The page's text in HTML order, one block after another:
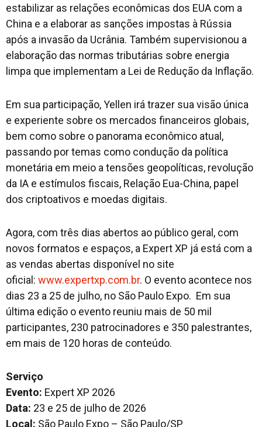
estabilizar as relações econômicas dos EUA com a
China e a elaborar as sanções impostas à Rússia
após a invasão da Ucrânia. Também supervisionou a
elaboração das normas tributárias sobre energia
limpa que implementam a Lei de Redução da Inflação.
Em sua participação, Yellen irá trazer sua visão única
e experiente sobre os mercados financeiros globais,
bem como sobre o panorama econômico atual,
passando por temas como condução da política
monetária em meio a tensões geopolíticas, revolução
da IA e estímulos fiscais, Relação Eua-China, papel
dos criptoativos e moedas digitais.
Agora, com três dias abertos ao público geral, com
novos formatos e espaços, a Expert XP já está com a
as vendas abertas disponível no site
oficial: www.expertxp.com.br. O evento acontece nos
dias 23 a 25 de julho, no São Paulo Expo. Em sua
última edição o evento reuniu mais de 50 mil
participantes, 230 patrocinadores e 350 palestrantes,
em mais de 120 horas de conteúdo.
Serviço
Evento: Expert XP 2026
Data: 23 e 25 de julho de 2026
Local: São Paulo Expo – São Paulo/SP